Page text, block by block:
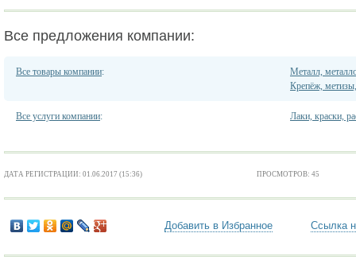
Все предложения компании:
Все товары компании:
Металл,
Крепёж, метизы,
Все услуги компании: Лаки, краски,
ДАТА РЕГИСТРАЦИИ: 01.06.2017 (15:36) ПРОСМОТРОВ: 45
Добавить в Избранное Ссылка